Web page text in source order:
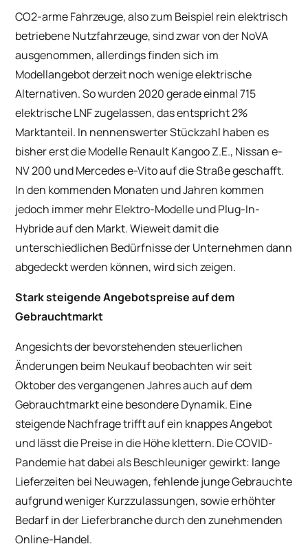
CO2-arme Fahrzeuge, also zum Beispiel rein elektrisch
betriebene Nutzfahrzeuge, sind zwar von der NoVA
ausgenommen, allerdings finden sich im
Modellangebot derzeit noch wenige elektrische
Alternativen. So wurden 2020 gerade einmal 715
elektrische LNF zugelassen, das entspricht 2%
Marktanteil. In nennenswerter Stückzahl haben es
bisher erst die Modelle Renault Kangoo Z.E., Nissan e-
NV 200 und Mercedes e-Vito auf die Straße geschafft.
In den kommenden Monaten und Jahren kommen
jedoch immer mehr Elektro-Modelle und Plug-In-
Hybride auf den Markt. Wieweit damit die
unterschiedlichen Bedürfnisse der Unternehmen dann
abgedeckt werden können, wird sich zeigen.
Stark steigende Angebotspreise auf dem
Gebrauchtmarkt
Angesichts der bevorstehenden steuerlichen
Änderungen beim Neukauf beobachten wir seit
Oktober des vergangenen Jahres auch auf dem
Gebrauchtmarkt eine besondere Dynamik. Eine
steigende Nachfrage trifft auf ein knappes Angebot
und lässt die Preise in die Höhe klettern. Die COVID-
Pandemie hat dabei als Beschleuniger gewirkt: lange
Lieferzeiten bei Neuwagen, fehlende junge Gebrauchte
aufgrund weniger Kurzzulassungen, sowie erhöhter
Bedarf in der Lieferbranche durch den zunehmenden
Online-Handel.